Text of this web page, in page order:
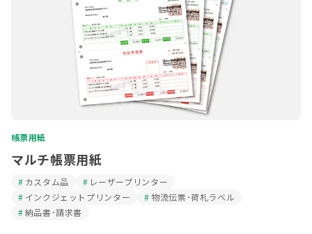
帳票用紙
マルチ帳票用紙
カスタム品
レーザープリンター
インクジェットプリンター
物流伝票･荷札ラベル
納品書･請求書